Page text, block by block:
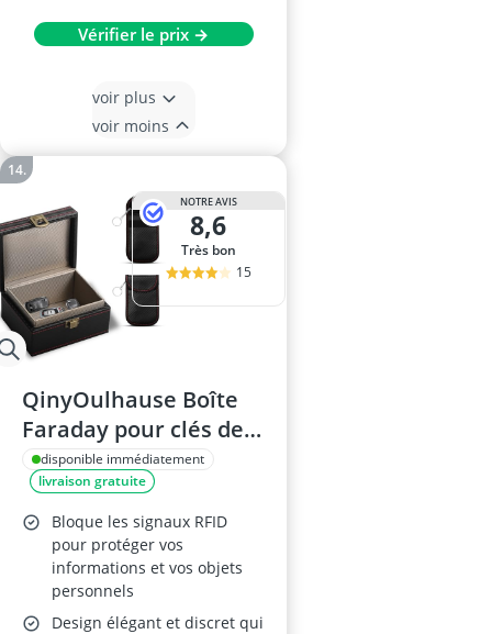
Vérifier le prix →
voir plus
voir moins
NOTRE AVIS
8,6
Très bon
15
QinyOulhause Boîte
Faraday pour clés de
voiture – 2 pochettes,
protection RFID et
Keyless Go, anti-
scanning et anti-GPS,
étui blindé noir
11,5×9,1×6,3 cm
disponible immédiatement
livraison gratuite
Bloque les signaux RFID
pour protéger vos
informations et vos objets
personnels
Design élégant et discret qui